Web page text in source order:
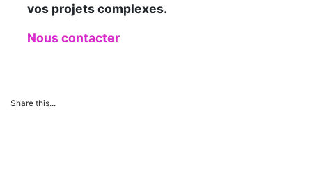
vos projets complexes.
Nous contacter
Share this...